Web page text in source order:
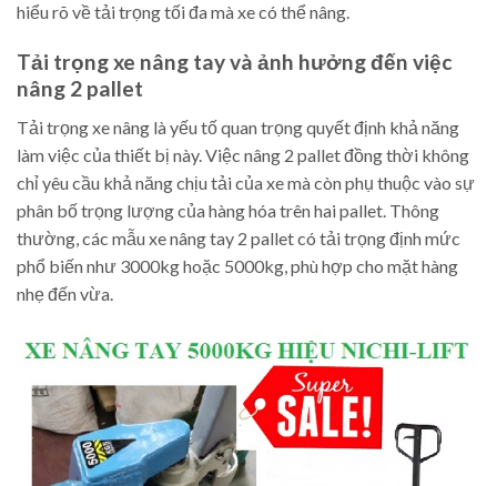
hiểu rõ về tải trọng tối đa mà xe có thể nâng.
Tải trọng xe nâng tay và ảnh hưởng đến việc
nâng 2 pallet
Tải trọng xe nâng là yếu tố quan trọng quyết định khả năng
làm việc của thiết bị này. Việc nâng 2 pallet đồng thời không
chỉ yêu cầu khả năng chịu tải của xe mà còn phụ thuộc vào sự
phân bố trọng lượng của hàng hóa trên hai pallet. Thông
thường, các mẫu xe nâng tay 2 pallet có tải trọng định mức
phổ biến như 3000kg hoặc 5000kg, phù hợp cho mặt hàng
nhẹ đến vừa.